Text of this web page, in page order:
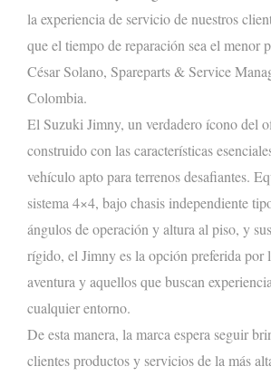
la experiencia de servicio de nuestros
que el tiempo de reparación sea el menor
César Solano, Spareparts & Service
Colombia.
El Suzuki Jimny, un verdadero ícono del
construido con las características
vehículo apto para terrenos desafiantes.
sistema 4×4, bajo chasis independiente
ángulos de operación y altura al piso, y
rígido, el Jimny es la opción preferida por
aventura y aquellos que buscan
cualquier entorno.
De esta manera, la marca espera seguir
clientes productos y servicios de la más